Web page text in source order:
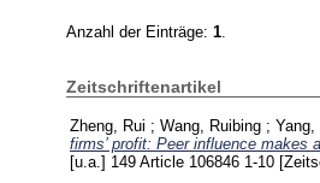
Anzahl der Einträge: 1
Zeitschriftenartikel
Zheng, Rui ; Wang, Ruibing ; Yang,
firms’ profit: Peer influence makes
[u.a.] 149 Article 106846 1-10